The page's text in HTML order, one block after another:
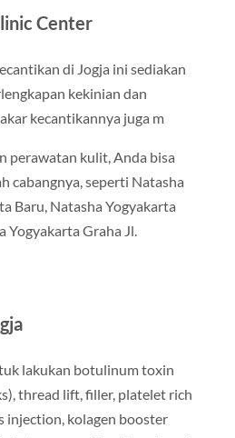
Center
di Jogja ini sediakan
kekinian dan
kecantikannya juga m
perawatan kulit, Anda bisa
cabangnya, seperti Natasha
Baru, Natasha Yogyakarta
Yogyakarta Graha Jl.
lakukan botulinum toxin
thread lift, filler, platelet rich
injection, kolagen booster